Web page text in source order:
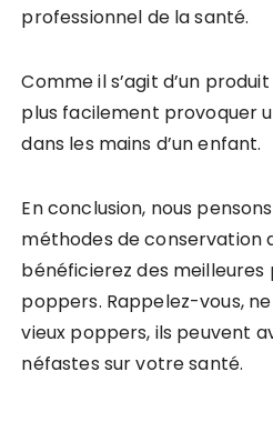
professionnel de la santé.
Comme il s’agit d’un
plus facilement provoquer
dans les mains d’un enfant.
En conclusion, nous
méthodes de conservation
bénéficierez des
poppers. Rappelez-vous,
vieux poppers, ils peuvent
néfastes sur votre santé.